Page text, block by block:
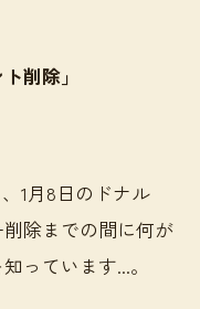
削除」
1月8日のドナル
除までの間に何が
っています...。